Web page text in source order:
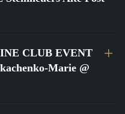
CLUB EVENT
Marie @